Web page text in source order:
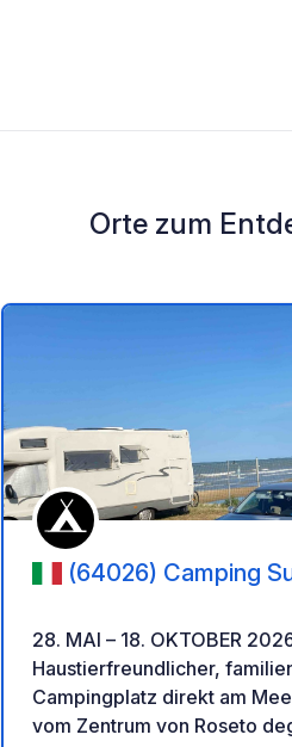
Orte zum
hinzufügen
(64026) Camping
28. MAI – 18. OKTOBER
Haustierfreundlicher,
Campingplatz direkt am
vom Zentrum von Roseto